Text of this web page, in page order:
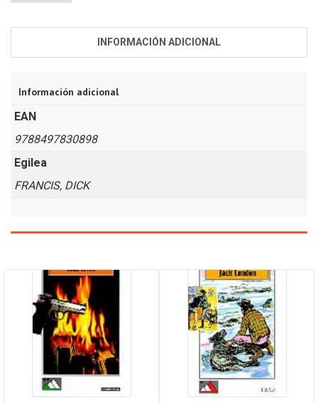
INFORMACIÓN ADICIONAL
Información adicional
EAN
9788497830898
Egilea
FRANCIS, DICK